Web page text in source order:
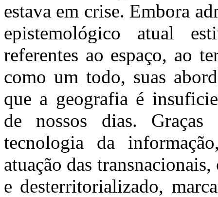
estava em crise. Embora
epistemológico atual
referentes ao espaço, ao
como um todo, suas
que a geografia é
de nossos dias. Graças
tecnologia da
atuação das
e desterritorializado,